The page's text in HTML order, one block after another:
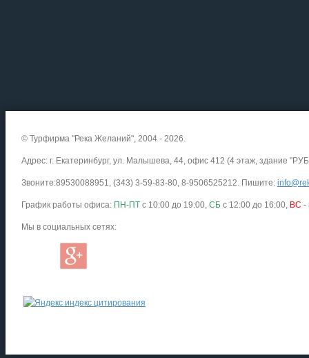
© Турфирма "Река Желаний", 2004 - 2026.
Адрес: г. Екатеринбург, ул. Малышева, 44, офис 412 (4 этаж, здание
Звоните:89530088951, (343) 3-59-83-80, 8-9506525212. Пишите:
График работы офиса: ПН-ПТ с 10:00 до 19:00, СБ с 12:00 до 16:00, ВС -
Мы в социальных сетях: